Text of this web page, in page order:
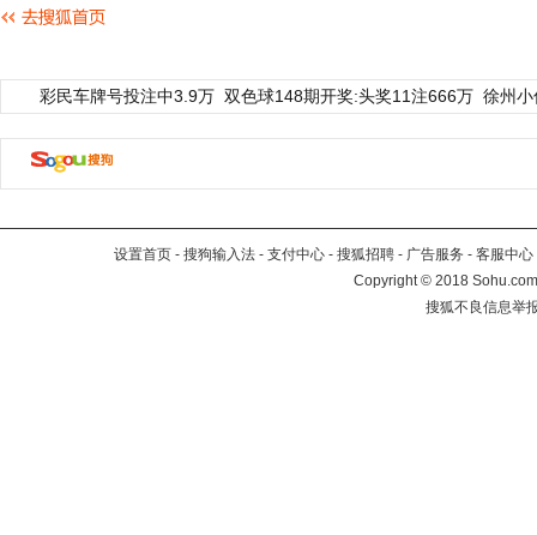
彩民车牌号投注中3.9万 双色球148期开奖:头奖11注666万 徐州
设置首页 - 搜狗输入法 - 支付中心 - 搜狐招聘 - 广告服务 - 客服中心
Copyright©2018
搜狐不良信息举